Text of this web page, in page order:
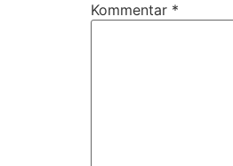
Kommentar *